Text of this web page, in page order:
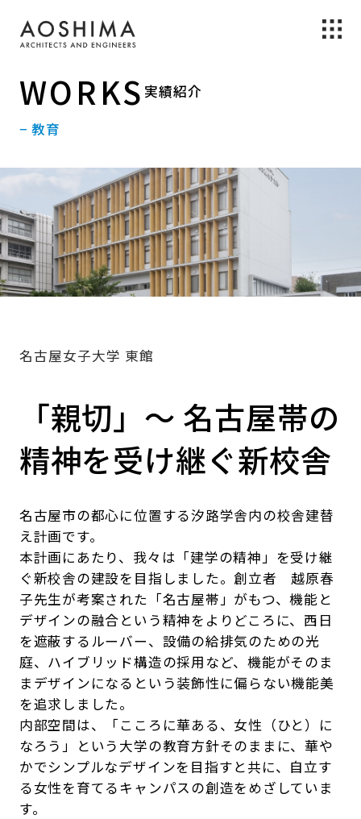
WORKS 実績紹介
− 教育
名古屋女子大学 東館
「親切」～ 名古屋帯の
精神を受け継ぐ新校舎
名古屋市の都心に位置する汐路学舎内の校舎建替
え計画です。
本計画にあたり、我々は「建学の精神」を受け継
ぐ新校舎の建設を目指しました。創立者 越原春
子先生が考案された「名古屋帯」がもつ、機能と
デザインの融合という精神をよりどころに、西日
を遮蔽するルーバー、設備の給排気のための光
庭、ハイブリッド構造の採用など、機能がそのま
まデザインになるという装飾性に偏らない機能美
を追求しました。
内部空間は、「こころに華ある、女性（ひと）に
なろう」という大学の教育方針そのままに、華や
かでシンプルなデザインを目指すと共に、自立す
る女性を育てるキャンパスの創造をめざしていま
す。